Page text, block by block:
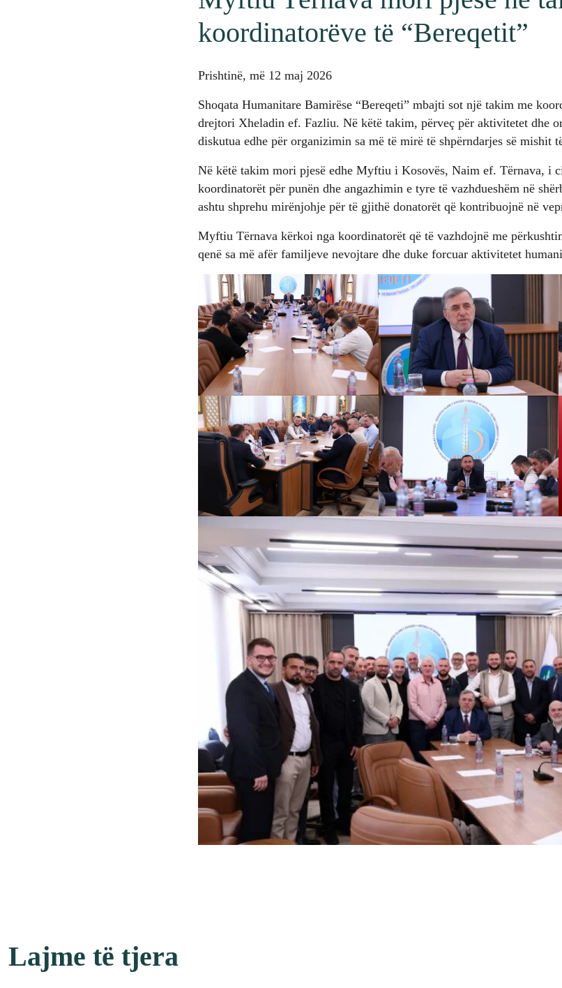
koordinatorëve të “Bereqetit”
Prishtinë, më 12 maj 2026
Shoqata Humanitare Bamirëse “Bereqeti” mbajti sot një takim me
drejtori Xheladin ef. Fazliu. Në këtë takim, përveç për aktivitetet dhe
diskutua edhe për organizimin sa më të mirë të shpërndarjes së mishit
Në këtë takim mori pjesë edhe Myftiu i Kosovës, Naim ef. Tërnava, i
koordinatorët për punën dhe angazhimin e tyre të vazhdueshëm në
ashtu shprehu mirënjohje për të gjithë donatorët që kontribuojnë në
Myftiu Tërnava kërkoi nga koordinatorët që të vazhdojnë me
qenë sa më afër familjeve nevojtare dhe duke forcuar aktivitetet
Lajme të tjera